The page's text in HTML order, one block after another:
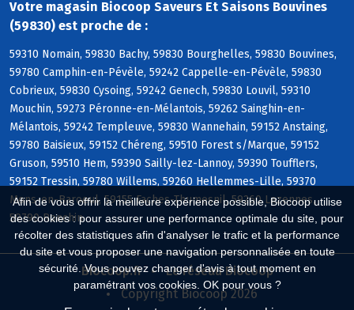
Afin de vous offrir la meilleure expérience possible, Biocoop utilise
des cookies : pour assurer une performance optimale du site, pour
récolter des statistiques afin d'analyser le trafic et la performance
du site et vous proposer une navigation personnalisée en toute
sécurité. Vous pouvez changer d'avis à tout moment en
paramétrant vos cookies. OK pour vous ?
Votre magasin Biocoop Saveurs Et Saisons Bouvines
(59830) est proche de :
59310 Nomain, 59830 Bachy, 59830 Bourghelles, 59830 Bouvines,
59780 Camphin-en-Pévèle, 59242 Cappelle-en-Pévèle, 59830
Cobrieux, 59830 Cysoing, 59242 Genech, 59830 Louvil, 59310
Mouchin, 59273 Péronne-en-Mélantois, 59262 Sainghin-en-
Mélantois, 59242 Templeuve, 59830 Wannehain, 59152 Anstaing,
59780 Baisieux, 59152 Chéreng, 59510 Forest s/Marque, 59152
Gruson, 59510 Hem, 59390 Sailly-lez-Lannoy, 59390 Toufflers,
59152 Tressin, 59780 Willems, 59260 Hellemmes-Lille, 59370
Mons-en-Baroeul, 59155 Faches-Thumesnil, 59260 Lezennes,
59790 Ronchin
Biocoop.fr
Le réseau Biocoop
Copyright Biocoop 2026